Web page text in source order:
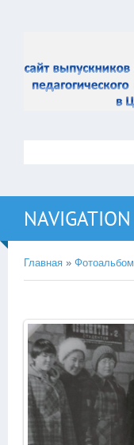
NAVIGATION
Главная » Фотоальбом